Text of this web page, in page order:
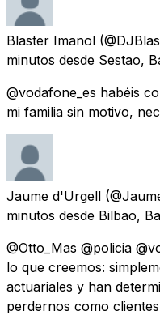
Blaster Imanol
minutos desde Sestao,
@vodafone_es habéis
mi familia sin motivo,
Jaume d'Urgell
minutos desde Bilbao,
@Otto_Mas @policia
lo que creemos:
actuariales y han
perdernos como